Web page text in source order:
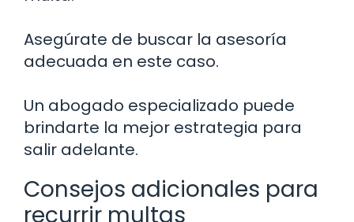
Asegúrate de buscar la asesoría
adecuada en este caso.
Un abogado especializado puede
brindarte la mejor estrategia para
salir adelante.
Consejos adicionales para
recurrir multas